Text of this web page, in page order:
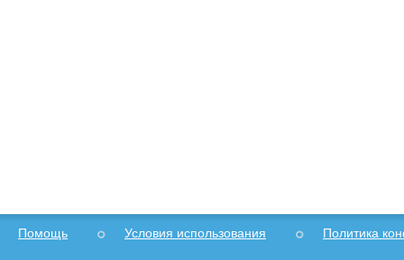
Помощь Условия использования Политика